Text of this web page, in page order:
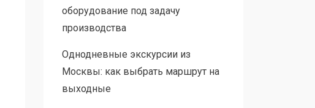
оборудование под задачу
производства
Однодневные экскурсии из
Москвы: как выбрать маршрут на
выходные